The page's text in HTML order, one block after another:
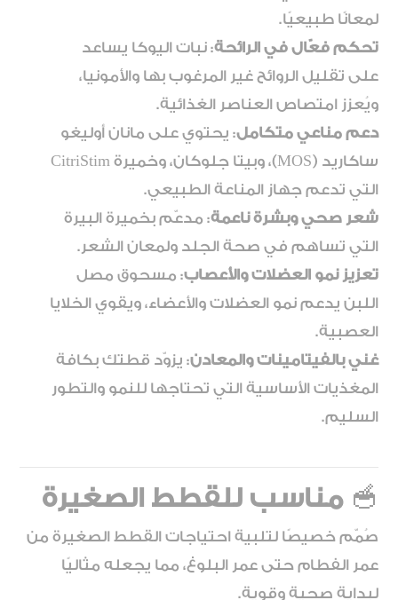
لمعانًا طبيعيًا.
تحكم فعّال في الرائحة: نبات اليوكا يساعد
على تقليل الروائح غير المرغوب بها والأمونيا،
ويُعزز امتصاص العناصر الغذائية.
دعم مناعي متكامل: يحتوي على مانان أوليغو
ساكاريد (MOS)، وبيتا جلوكان، وخميرة CitriStim
التي تدعم جهاز المناعة الطبيعي.
شعر صحي وبشرة ناعمة: مدعّم بخميرة البيرة
التي تساهم في صحة الجلد ولمعان الشعر.
تعزيز نمو العضلات والأعصاب: مسحوق مصل
اللبن يدعم نمو العضلات والأعضاء، ويقوي الخلايا
العصبية.
غني بالفيتامينات والمعادن: يزوّد قطتك بكافة
المغذيات الأساسية التي تحتاجها للنمو والتطور
السليم.
🥣مناسب للقطط الصغيرة
صُمّم خصيصًا لتلبية احتياجات القطط الصغيرة من
عمر الفطام حتى عمر البلوغ، مما يجعله مثاليًا
لبداية صحية وقوية.